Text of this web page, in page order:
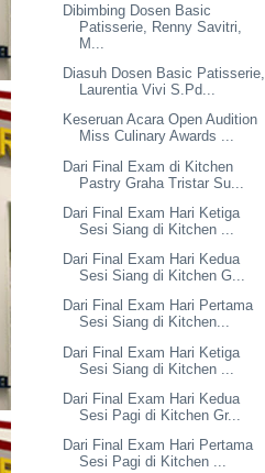
Dibimbing Dosen Basic
Patisserie, Renny Savitri,
M...
Diasuh Dosen Basic Patisserie,
Laurentia Vivi S.Pd...
Keseruan Acara Open Audition
Miss Culinary Awards ...
Dari Final Exam di Kitchen
Pastry Graha Tristar Su...
Dari Final Exam Hari Ketiga
Sesi Siang di Kitchen ...
Dari Final Exam Hari Kedua
Sesi Siang di Kitchen G...
Dari Final Exam Hari Pertama
Sesi Siang di Kitchen...
Dari Final Exam Hari Ketiga
Sesi Siang di Kitchen ...
Dari Final Exam Hari Kedua
Sesi Pagi di Kitchen Gr...
Dari Final Exam Hari Pertama
Sesi Pagi di Kitchen ...